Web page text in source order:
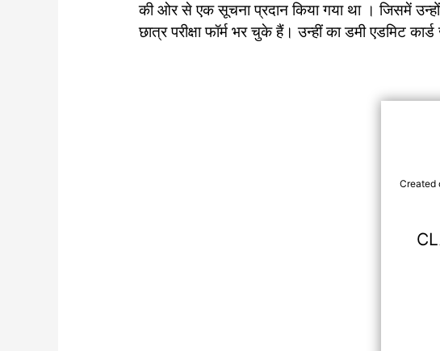
की ओर से एक सूचना प्रदान किया गया था । जिसमें
छात्र परीक्षा फॉर्म भर चुके हैं। उन्हीं का डमी एडमिट कार्ड
Created